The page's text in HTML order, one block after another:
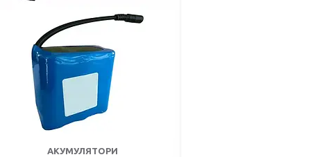
АКУМУЛЯТОРИ